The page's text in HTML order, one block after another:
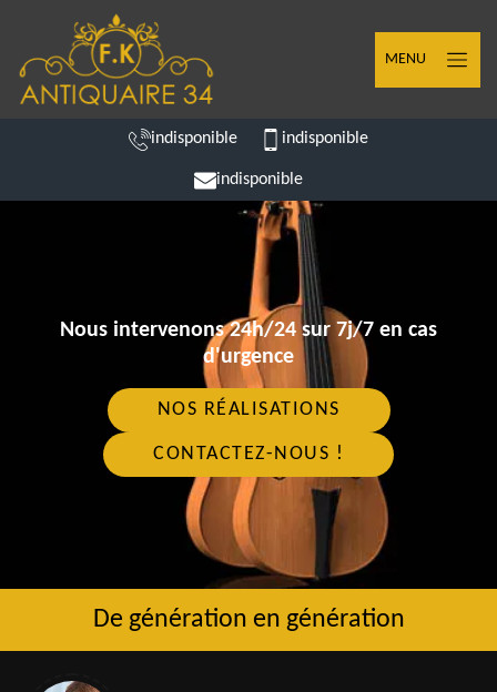
MENU
indisponible indisponible
indisponible
Nous intervenons 24h/24 sur 7j/7 en cas
d'urgence
NOS RÉALISATIONS
CONTACTEZ-NOUS !
De génération en génération